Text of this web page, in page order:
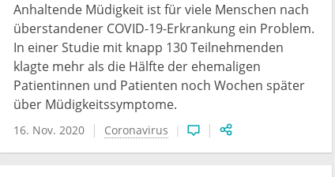
Anhaltende Müdigkeit ist für viele Menschen nach
überstandener COVID-19-Erkrankung ein Problem.
In einer Studie mit knapp 130 Teilnehmenden
klagte mehr als die Hälfte der ehemaligen
Patientinnen und Patienten noch Wochen später
über Müdigkeitssymptome.
16. Nov. 2020 Coronavirus